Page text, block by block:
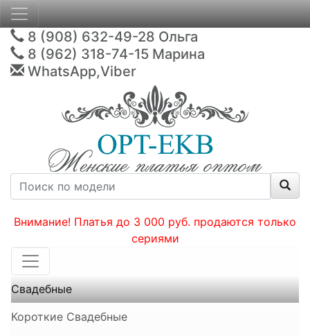
8 (908) 632-49-28 Ольга
8 (962) 318-74-15 Марина
WhatsApp,Viber
Внимание! Платья до 3 000 руб. продаются только
сериями
Свадебные
Короткие Свадебные